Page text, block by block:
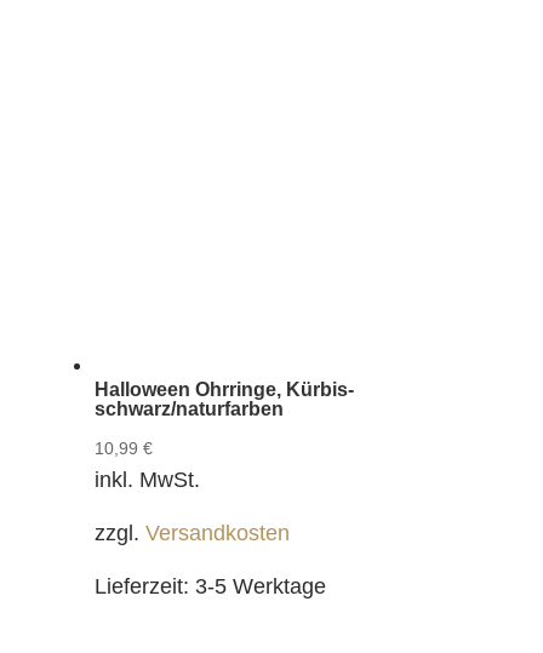
Halloween Ohrringe, Kürbis-
schwarz/naturfarben
10,99 €
inkl. MwSt.
zzgl. Versandkosten
Lieferzeit: 3-5 Werktage